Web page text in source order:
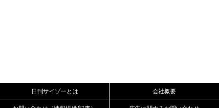
日刊サイゾーとは 会社概要